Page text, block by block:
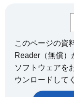
このページの資
Reader（無償）
ソフトウェアを
ウンロードして